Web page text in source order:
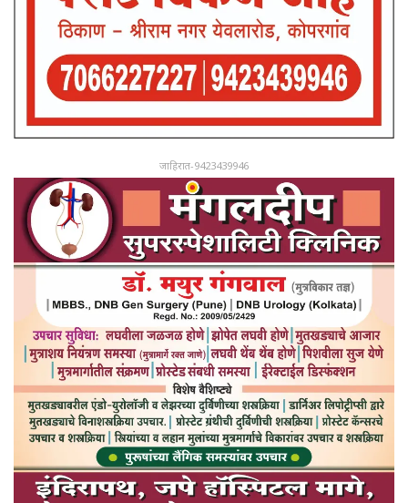
जाहिरात-9423439946